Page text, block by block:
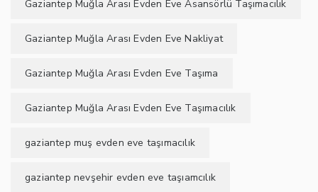
Gaziantep Muğla Arası Evden Eve Asansörlü Taşımacılık
Gaziantep Muğla Arası Evden Eve Nakliyat
Gaziantep Muğla Arası Evden Eve Taşıma
Gaziantep Muğla Arası Evden Eve Taşımacılık
gaziantep muş evden eve taşımacılık
gaziantep nevşehir evden eve taşıamcılık